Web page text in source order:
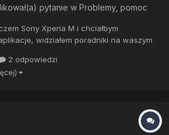
pytanie w Problemy, pomoc
Sony Xperia M i chciałbym
widziałem poradniki na waszym
ktoś wie jak to zrobić będę wdzięczny
posiadam. Z góry dziękuje i pozdraw...
2 odpowiedzi